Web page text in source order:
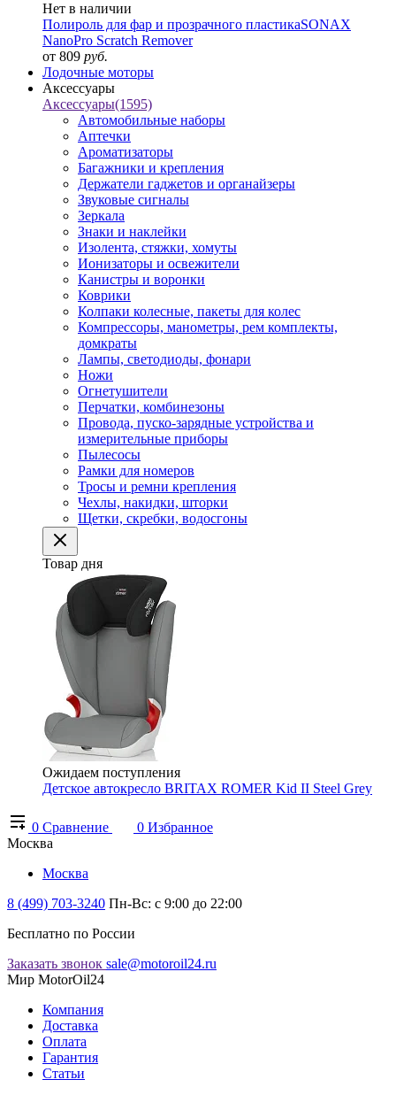
Нет в наличии
Полироль для фар и прозрачного пластикаSONAX
NanoPro Scratch Remover
от 809 руб.
Лодочные моторы
Аксессуары
Аксессуары(1595)
Автомобильные наборы
Аптечки
Ароматизаторы
Багажники и крепления
Держатели гаджетов и органайзеры
Звуковые сигналы
Зеркала
Знаки и наклейки
Изолента, стяжки, хомуты
Ионизаторы и освежители
Канистры и воронки
Коврики
Колпаки колесные, пакеты для колес
Компрессоры, манометры, рем комплекты,
домкраты
Лампы, светодиоды, фонари
Ножи
Огнетушители
Перчатки, комбинезоны
Провода, пуско-зарядные устройства и
измерительные приборы
Пылесосы
Рамки для номеров
Тросы и ремни крепления
Чехлы, накидки, шторки
Щетки, скребки, водосгоны
Товар дня
Ожидаем поступления
Детское автокресло BRITAX ROMER Kid II Steel Grey
0 Сравнение 0 Избранное
Москва
Москва
8 (499) 703-3240 Пн-Вс: с 9:00 до 22:00
Бесплатно по России
Заказать звонок sale@motoroil24.ru
Мир MotorOil24
Компания
Доставка
Оплата
Гарантия
Статьи